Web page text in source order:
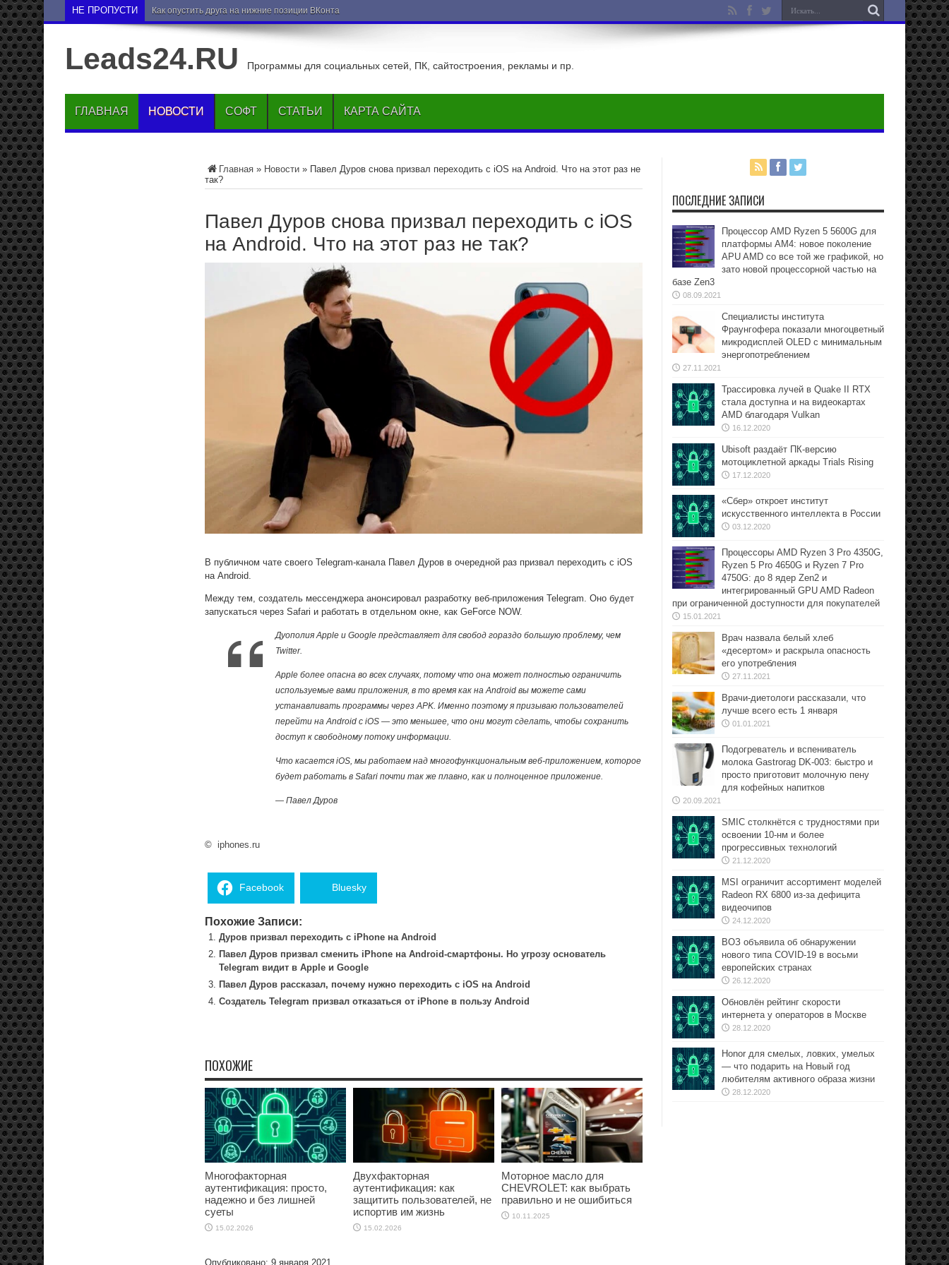
НЕ ПРОПУСТИ Как опустить друга на нижние позиции ВКонтакте
Leads24.RU Программы для социальных сетей, ПК, сайтостроения, рекламы и пр.
ГЛАВНАЯ НОВОСТИ СОФТ СТАТЬИ КАРТА САЙТА
Главная » Новости » Павел Дуров снова призвал переходить с iOS на Android. Что на этот раз не
так?
Павел Дуров снова призвал переходить с iOS
на Android. Что на этот раз не так?
В публичном чате своего Telegram-канала Павел Дуров в очередной раз призвал переходить с iOS
на Android.
Между тем, создатель мессенджера анонсировал разработку веб-приложения Telegram. Оно будет
запускаться через Safari и работать в отдельном окне, как GeForce NOW.
Дуополия Apple и Google представляет для свобод гораздо большую проблему, чем
Twitter.
Apple более опасна во всех случаях, потому что она может полностью ограничить
используемые вами приложения, в то время как на Android вы можете сами
устанавливать программы через APK. Именно поэтому я призываю пользователей
перейти на Android с iOS — это меньшее, что они могут сделать, чтобы сохранить
доступ к свободному потоку информации.
Что касается iOS, мы работаем над многофункциональным веб-приложением, которое
будет работать в Safari почти так же плавно, как и полноценное приложение.
— Павел Дуров
© iphones.ru
Facebook Bluesky
Похожие Записи:
Дуров призвал переходить с iPhone на Android
Павел Дуров призвал сменить iPhone на Android-смартфоны. Но угрозу основатель
Telegram видит в Apple и Google
Павел Дуров рассказал, почему нужно переходить с iOS на Android
Создатель Telegram призвал отказаться от iPhone в пользу Android
ПОХОЖИЕ
Многофакторная
аутентификация: просто,
надежно и без лишней
суеты
15.02.2026
Двухфакторная
аутентификация: как
защитить пользователей, не
испортив им жизнь
15.02.2026
Моторное масло для
CHEVROLET: как выбрать
правильно и не ошибиться
10.11.2025
Опубликовано: 9 января 2021
ПОСЛЕДНИЕ ЗАПИСИ
Процессор AMD Ryzen 5 5600G для
платформы АМ4: новое поколение
APU AMD со все той же графикой, но
зато новой процессорной частью на
базе Zen3
08.09.2021
Специалисты института
Фраунгофера показали многоцветный
микродисплей OLED с минимальным
энергопотреблением
27.11.2021
Трассировка лучей в Quake II RTX
стала доступна и на видеокартах
AMD благодаря Vulkan
16.12.2020
Ubisoft раздаёт ПК-версию
мотоциклетной аркады Trials Rising
17.12.2020
«Сбер» откроет институт
искусственного интеллекта в России
03.12.2020
Процессоры AMD Ryzen 3 Pro 4350G,
Ryzen 5 Pro 4650G и Ryzen 7 Pro
4750G: до 8 ядер Zen2 и
интегрированный GPU AMD Radeon
при ограниченной доступности для покупателей
15.01.2021
Врач назвала белый хлеб
«десертом» и раскрыла опасность
его употребления
27.11.2021
Врачи-диетологи рассказали, что
лучше всего есть 1 января
01.01.2021
Подогреватель и вспениватель
молока Gastrorag DK-003: быстро и
просто приготовит молочную пену
для кофейных напитков
20.09.2021
SMIC столкнётся с трудностями при
освоении 10-нм и более
прогрессивных технологий
21.12.2020
MSI ограничит ассортимент моделей
Radeon RX 6800 из-за дефицита
видеочипов
24.12.2020
ВОЗ объявила об обнаружении
нового типа COVID-19 в восьми
европейских странах
26.12.2020
Обновлён рейтинг скорости
интернета у операторов в Москве
28.12.2020
Honor для смелых, ловких, умелых
— что подарить на Новый год
любителям активного образа жизни
28.12.2020